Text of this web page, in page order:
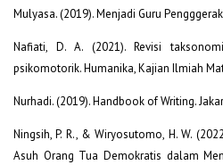
Mulyasa. (2019). Menjadi Guru
Nafiati, D. A. (2021). Revisi
psikomotorik. Humanika, Kajian Ilmiah
Nurhadi. (2019). Handbook of Writing.
Ningsih, P. R., & Wiryosutomo, H. W.
Asuh Orang Tua Demokratis dalam